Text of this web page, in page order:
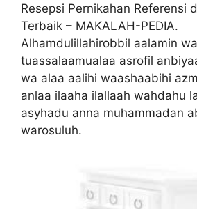
Resepsi Pernikahan Referensi
Terbaik – MAKALAH-PEDIA.
Alhamdulillahirobbil aalamin
tuassalaamualaa asrofil
wa alaa aalihi waashaabihi
anlaa ilaaha ilallaah wahdahu
asyhadu anna muhammadan
warosuluh.